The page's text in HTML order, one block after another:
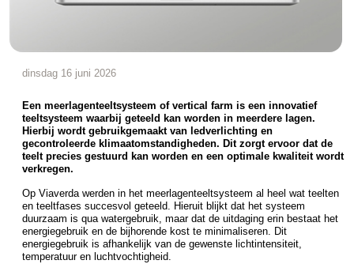
dinsdag 16 juni 2026
Een meerlagenteeltsysteem of vertical farm is een innovatief
teeltsysteem waarbij geteeld kan worden in meerdere lagen.
Hierbij wordt gebruikgemaakt van ledverlichting en
gecontroleerde klimaatomstandigheden. Dit zorgt ervoor dat de
teelt precies gestuurd kan worden en een optimale kwaliteit wordt
verkregen.
Op Viaverda werden in het meerlagenteeltsysteem al heel wat teelten
en teeltfases succesvol geteeld. Hieruit blijkt dat het systeem
duurzaam is qua watergebruik, maar dat de uitdaging erin bestaat het
energiegebruik en de bijhorende kost te minimaliseren. Dit
energiegebruik is afhankelijk van de gewenste lichtintensiteit,
temperatuur en luchtvochtigheid.